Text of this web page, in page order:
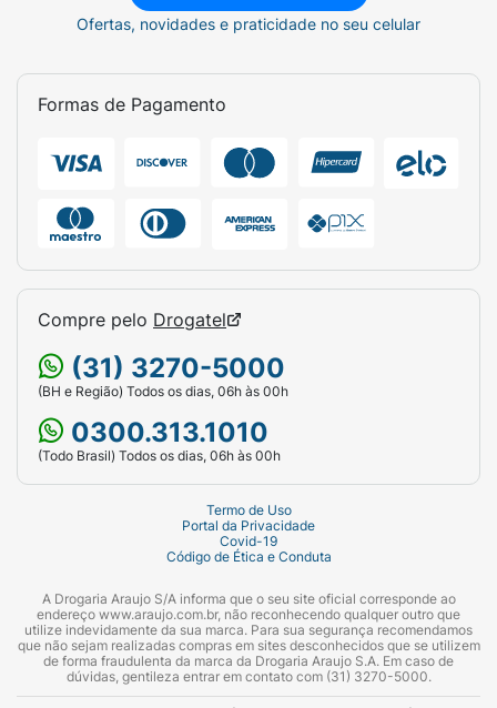
Ofertas, novidades e praticidade no seu celular
Formas de Pagamento
Compre pelo Drogatel
(31) 3270-5000
(BH e Região) Todos os dias, 06h às 00h
0300.313.1010
(Todo Brasil) Todos os dias, 06h às 00h
Termo de Uso
Portal da Privacidade
Covid-19
Código de Ética e Conduta
A Drogaria Araujo S/A informa que o seu site oficial corresponde ao
endereço www.araujo.com.br, não reconhecendo qualquer outro que
utilize indevidamente da sua marca. Para sua segurança recomendamos
que não sejam realizadas compras em sites desconhecidos que se utilizem
de forma fraudulenta da marca da Drogaria Araujo S.A. Em caso de
dúvidas, gentileza entrar em contato com (31) 3270-5000.